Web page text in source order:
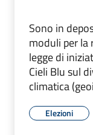
Sono in
moduli per la
legge di
Cieli Blu sul
climatica
Elezioni